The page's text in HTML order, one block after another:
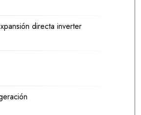
directa inverter